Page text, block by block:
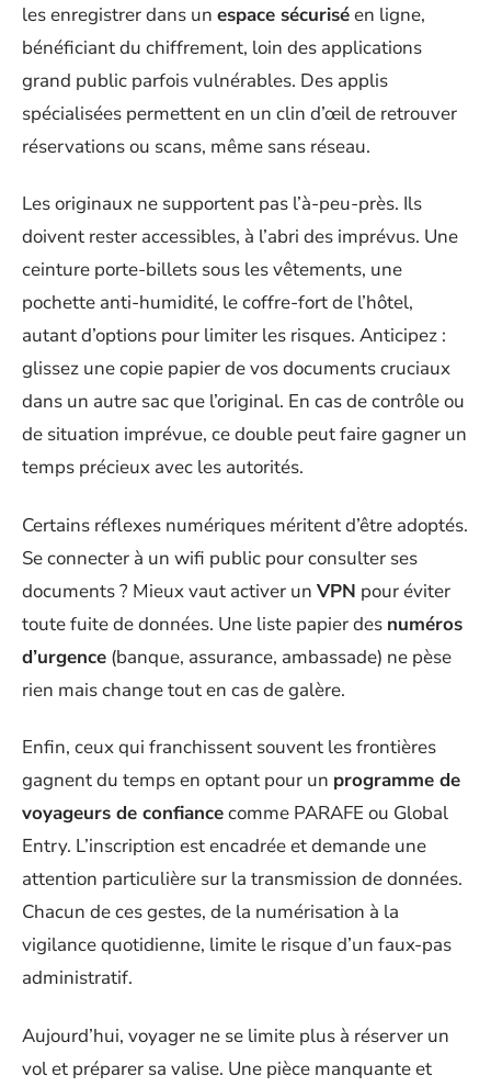
les enregistrer dans un espace sécuriséen ligne,
bénéficiant du chiffrement, loin des applications
grand public parfois vulnérables. Des applis
spécialisées permettent en un clin d’œil de retrouver
réservations ou scans, même sans réseau.
Les originaux ne supportent pas l’à-peu-près. Ils
doivent rester accessibles, à l’abri des imprévus. Une
ceinture porte-billets sous les vêtements, une
pochette anti-humidité, le coffre-fort de l’hôtel,
autant d’options pour limiter les risques. Anticipez :
glissez une copie papier de vos documents cruciaux
dans un autre sac que l’original. En cas de contrôle ou
de situation imprévue, ce double peut faire gagner un
temps précieux avec les autorités.
Certains réflexes numériques méritent d’être adoptés.
Se connecter à un wifi public pour consulter ses
documents ? Mieux vaut activer un VPN pour éviter
toute fuite de données. Une liste papier des numéros
d’urgence (banque, assurance, ambassade) ne pèse
rien mais change tout en cas de galère.
Enfin, ceux qui franchissent souvent les frontières
gagnent du temps en optant pour un programme de
voyageurs de confiancecomme PARAFE ou Global
Entry. L’inscription est encadrée et demande une
attention particulière sur la transmission de données.
Chacun de ces gestes, de la numérisation à la
vigilance quotidienne, limite le risque d’un faux-pas
administratif.
Aujourd’hui, voyager ne se limite plus à réserver un
vol et préparer sa valise. Une pièce manquante et